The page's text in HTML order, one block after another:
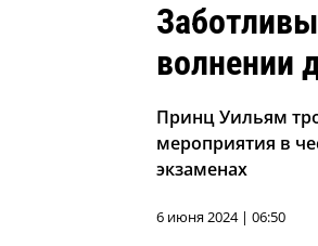
волнении
Принц Уильям
мероприятия в
экзаменах
6 июня 2024 | 06:50